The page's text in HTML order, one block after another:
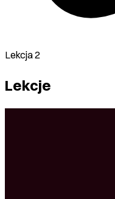
Lekcja 2
Lekcje